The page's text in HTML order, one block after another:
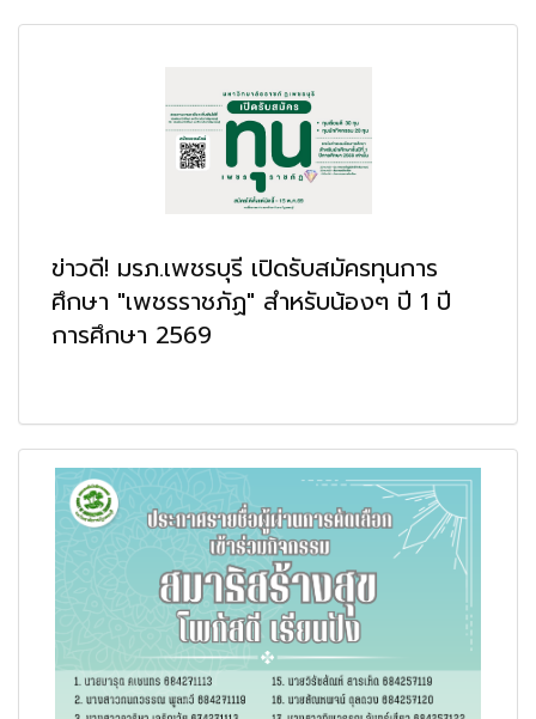
ข่าวดี! มรภ.เพชรบุรี เปิดรับสมัครทุนการ
ศึกษา "เพชรราชภัฏ" สำหรับน้องๆ ปี 1 ปี
การศึกษา 2569